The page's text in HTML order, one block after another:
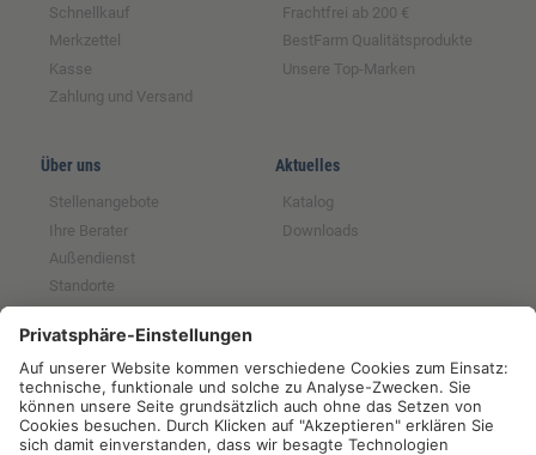
Schnellkauf
Merkzettel
Kasse
Zahlung und Versand
Frachtfrei ab 200 €
BestFarm Qualitätsprodukte
Unsere Top-Marken
Über uns
Stellenangebote
Ihre Berater
Außendienst
Standorte
Aktuelles
Katalog
Downloads
Partnerschaften
Tochter der GFS SCE
Mitglied im BRS
Rechtliches
Impressum
Datenschutz